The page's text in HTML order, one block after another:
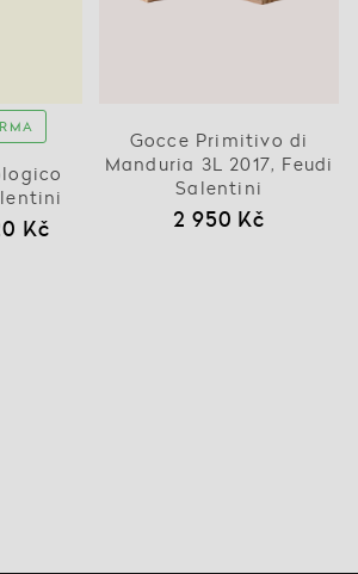
Kč
Gocce Primitivo di
Manduria 3L 2017, Feudi
Salentini
2 950 Kč